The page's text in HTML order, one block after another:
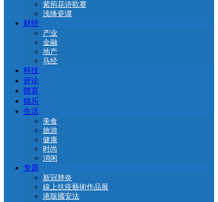
紫荊花诗歌赛
浅绛瓷谭
财经
产业
金融
地产
马经
科技
评论
體育
娛乐
生活
美食
旅游
健康
时尚
消闲
专题
新冠肺炎
線上抗疫藝術作品展
港版國安法